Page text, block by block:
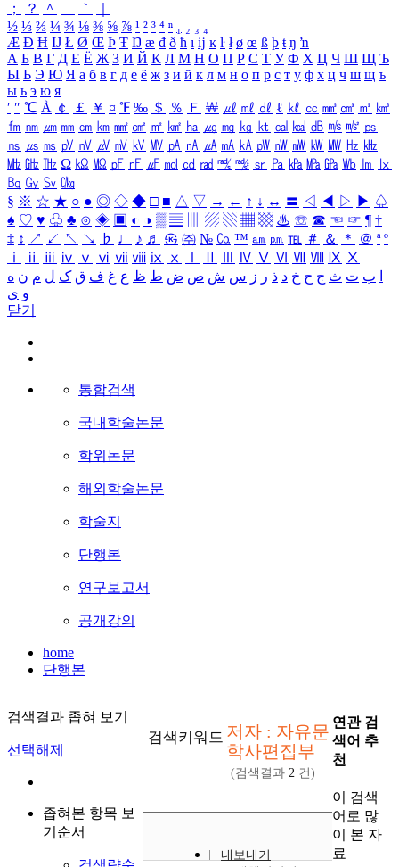
；
？ ＾ ｀
½ ⅓ ⅔ ¼ ¾ ⅛ ⅜ ⅝ ⅞ ¹ ² ³ ⁴ ⁿ ₁ ₂ ₃ ₄
Æ Ð Ħ Ĳ Ł Ø Œ Þ Ŧ Ŋ æ đ ð ħ ı ĳ ĸ ŀ ł ø œ ß þ ŧ ŋ ŉ
А Б В Г Д Е Ё Ж З И Й К Л М Н О П Р С Т У Ф Х Ц Ч Ш Щ Ъ
Ы Ь Э Ю Я а б в г д е ё ж з и й к л м н о п р с т у ф х ц ч ш щ ъ
ы ь э ю я
′ ″ ℃ Å ￠ ￡ ￥ ¤ ℉ ‰ ＄ ％ Ｆ ￦ ㎕ ㎖ ㎗ ℓ ㎘ ㏄ ㎣ ㎤ ㎥ ㎦
㎙ ㎚ ㎛ ㎜ ㎝ ㎞ ㎟ ㎠ ㎡ ㎢ ㏊ ㎍ ㎎ ㎏ ㏏ ㎈ ㎉ ㏈ ㎧ ㎨ ㎰
㎱ ㎲ ㎳ ㎴ ㎵ ㎶ ㎷ ㎸ ㎹ ㎀ ㎁ ㎂ ㎃ ㎄ ㎺ ㎻ ㎽ ㎾ ㎿ ㎐ ㎑
㎒ ㎓ ㎔ Ω ㏀ ㏁ ㎊ ㎋ ㎌ ㏖ ㏅ ㎭ ㎮ ㎯ ㏛ ㎩ ㎪ ㎫ ㎬ ㏝ ㏐
㏓
㏃ ㏉ ㏜ ㏆
§ ※ ☆ ★ ○ ● ◎ ◇ ◆ □ ■ △ ▽ → ← ↑ ↓ ↔ 〓 ◁ ◀ ▷ ▶ ♤
♠ ♡ ♥ ♧ ♣ ⊙ ◈ ▣ ◐ ◑ ▒ ▤ ▨ ▧ ▦ ▩ ♨ ☏ ☎ ☜ ☞ ¶ †
‡ ↕ ↗ ↙ ↖ ↘ ♭ ♩ ♪ ♬ ㉿ ㈜ № ㏇ ™ ㏂ ㏘ ℡ ＃ ＆ ＊ ＠ ª º
ⅰ
ⅱ ⅲ ⅳ ⅴ ⅵ ⅶ ⅷ ⅸ ⅹ Ⅳ Ⅴ Ⅵ Ⅶ Ⅷ Ⅸ Ⅹ
ب ت ث ج ح خ د ذ ر ز س ش ص ض ط ظ ع غ ف ق ک ل م ن ه
و ی
닫기
통합검색
국내학술논문
학위논문
해외학술논문
학술지
단행본
연구보고서
공개강의
home
단행본
검색결과 좁혀 보기
선택해제
좁혀본 항목 보
기순서
검색키워드 저자 : 자유문
학사편집부
(검색결과 2 건)
내보내기
연관 검
색어 추
천
이 검색
어로 많
이 본 자
료